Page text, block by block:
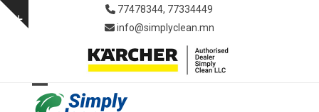
Skip
Show
77478344, 77334449
info@simplyclean.mn
Open
Close